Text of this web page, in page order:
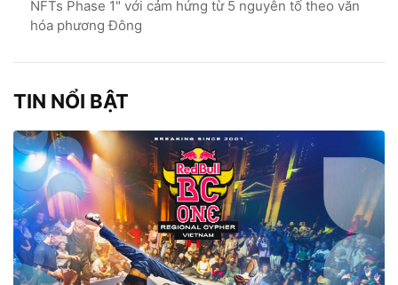
NFTs Phase 1" với cảm hứng từ 5 nguyên tố theo văn
hóa phương Đông
TIN NỔI BẬT